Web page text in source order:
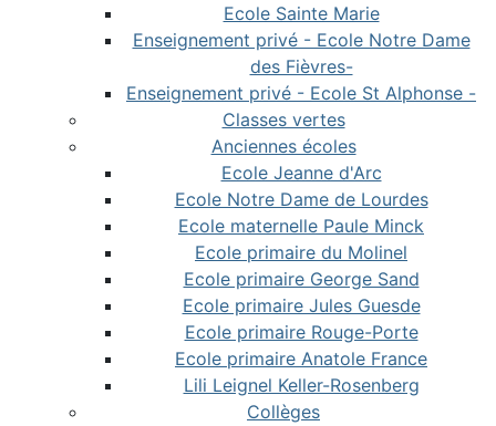
Ecole Sainte Marie
Enseignement privé - Ecole Notre Dame
des Fièvres-
Enseignement privé - Ecole St Alphonse -
Classes vertes
Anciennes écoles
Ecole Jeanne d'Arc
Ecole Notre Dame de Lourdes
Ecole maternelle Paule Minck
Ecole primaire du Molinel
Ecole primaire George Sand
Ecole primaire Jules Guesde
Ecole primaire Rouge-Porte
Ecole primaire Anatole France
Lili Leignel Keller-Rosenberg
Collèges